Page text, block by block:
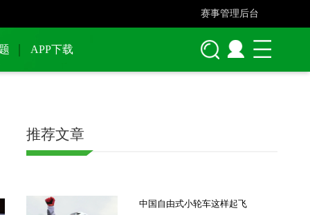
赛事管理后台
APP下载
推荐文章
中国自由式小轮车这样起飞